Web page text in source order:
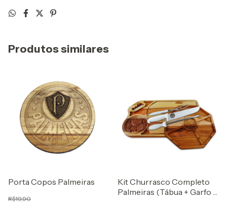
Produtos similares
Porta Copos Palmeiras
R$19,90
Kit Churrasco Completo
Palmeiras (Tábua + Garfo +